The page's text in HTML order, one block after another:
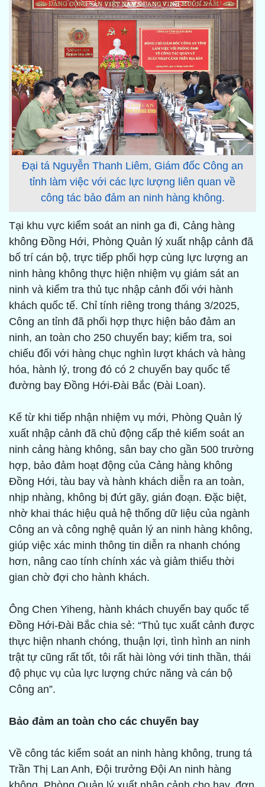
Đại tá Nguyễn Thanh Liêm, Giám đốc Công an
tỉnh làm việc với các lực lượng liên quan về
công tác bảo đảm an ninh hàng không.
Tại khu vực kiểm soát an ninh ga đi, Cảng hàng
không Đồng Hới, Phòng Quản lý xuất nhập cảnh đã
bố trí cán bộ, trực tiếp phối hợp cùng lực lượng an
ninh hàng không thực hiện nhiệm vụ giám sát an
ninh và kiểm tra thủ tục nhập cảnh đối với hành
khách quốc tế. Chỉ tính riêng trong tháng 3/2025,
Công an tỉnh đã phối hợp thực hiện bảo đảm an
ninh, an toàn cho 250 chuyến bay; kiểm tra, soi
chiếu đối với hàng chục nghìn lượt khách và hàng
hóa, hành lý, trong đó có 2 chuyến bay quốc tế
đường bay Đồng Hới-Đài Bắc (Đài Loan).
Kể từ khi tiếp nhận nhiệm vụ mới, Phòng Quản lý
xuất nhập cảnh đã chủ động cấp thẻ kiểm soát an
ninh cảng hàng không, sân bay cho gần 500 trường
hợp, bảo đảm hoạt động của Cảng hàng không
Đồng Hới, tàu bay và hành khách diễn ra an toàn,
nhịp nhàng, không bị đứt gãy, gián đoạn. Đặc biệt,
nhờ khai thác hiệu quả hệ thống dữ liệu của ngành
Công an và công nghệ quản lý an ninh hàng không,
giúp việc xác minh thông tin diễn ra nhanh chóng
hơn, nâng cao tính chính xác và giảm thiểu thời
gian chờ đợi cho hành khách.
Ông Chen Yiheng, hành khách chuyến bay quốc tế
Đồng Hới-Đài Bắc chia sẻ: “Thủ tục xuất cảnh được
thực hiện nhanh chóng, thuận lợi, tình hình an ninh
trật tự cũng rất tốt, tôi rất hài lòng với tinh thần, thái
độ phục vụ của lực lượng chức năng và cán bộ
Công an”.
Bảo đảm an toàn cho các chuyến bay
Về công tác kiểm soát an ninh hàng không, trung tá
Trần Thị Lan Anh, Đội trưởng Đội An ninh hàng